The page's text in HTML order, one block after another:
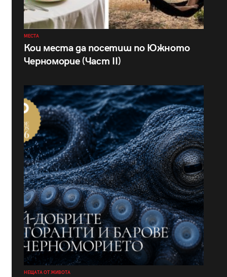
МЕСТА
Кои места да посетиш по Южното
Черноморие (Част II)
НЕЩАТА ОТ ЖИВОТА